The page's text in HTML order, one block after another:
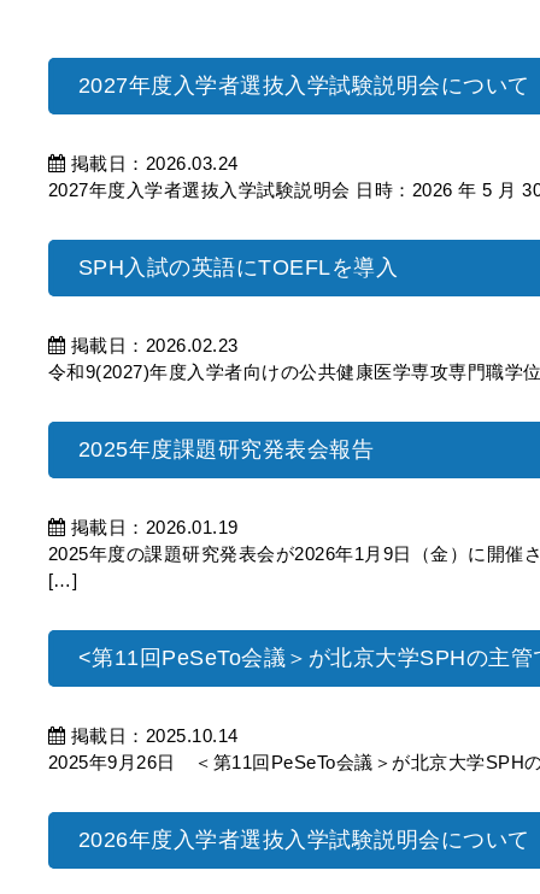
2027年度入学者選抜入学試験説明会について
掲載日：2026.03.24
2027年度入学者選抜入学試験説明会 日時：2026 年 5 月
SPH入試の英語にTOEFLを導入
掲載日：2026.02.23
令和9(2027)年度入学者向けの公共健康医学専攻専門職
2025年度課題研究発表会報告
掲載日：2026.01.19
2025年度の課題研究発表会が2026年1月9日（金）に開催
[…]
<第11回PeSeTo会議＞が北京大学SPHの主
掲載日：2025.10.14
2025年9月26日 ＜第11回PeSeTo会議＞が北京大学SPH
2026年度入学者選抜入学試験説明会について